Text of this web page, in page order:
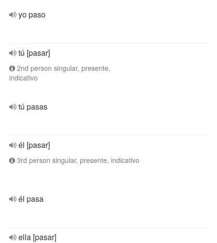
yo paso
tú [pasar]
2nd person singular, presente,
indicativo
tú pasas
él [pasar]
3rd person singular, presente, indicativo
él pasa
ella [pasar]